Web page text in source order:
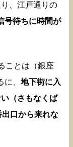
、江戸通りの
号待ちに時間が
ことは（銀座
、 地下街に入
（さもなくば
口から来れな